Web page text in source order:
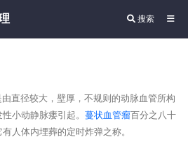
搜索
由直径较大，壁厚，不规则的动脉血管所构
小动静脉瘘引起。 蔓状血管瘤百分之八十
有人体内埋葬的定时炸弹之称。